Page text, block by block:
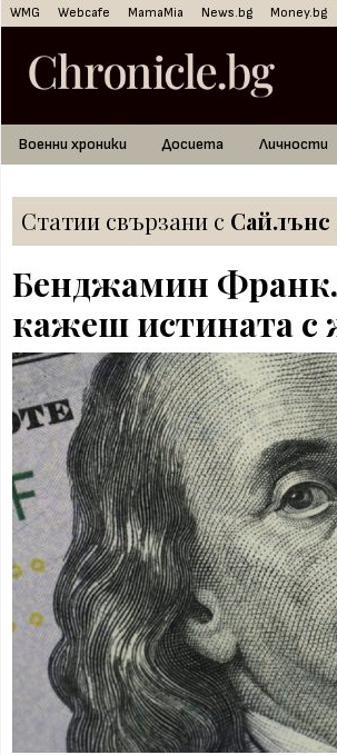
WMG Webcafe MamaMia News.bg Money.bg
Военни хроники Досиета Личности
Статии свързани с Сайлънс
Бенджамин
кажеш истината с